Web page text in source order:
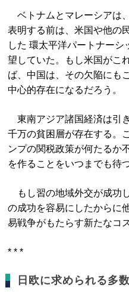
ベトナムとマレーシアは
表明する前は、米国や他の
した 環太平洋パートナー
望していた。もし米国がこ
ば、中国は、その欠陥にも
中心的存在になるだろう。
東南アジア諸国経済は引
千万の貧困層が存在する。
ンプの関税政策が何たるか
を作ることをいつまでも待
もし習の地域外交が成功
の成功を容易にしたからに
易戦争がもたらす新たなコ
* * *
日欧に求められる多